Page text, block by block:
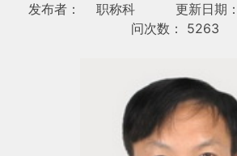
发布者： 职称科 更新日期：
问次数： 5263